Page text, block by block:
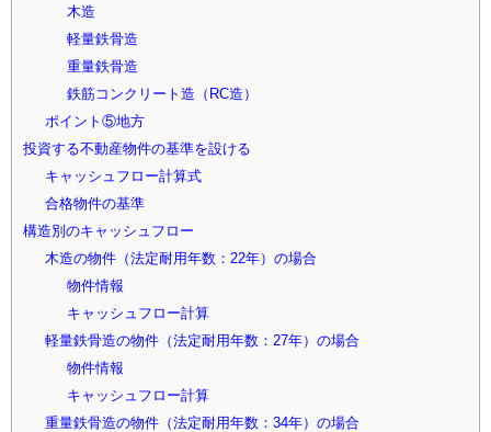
木造
軽量鉄骨造
重量鉄骨造
鉄筋コンクリート造（RC造）
ポイント⑤地方
投資する不動産物件の基準を設ける
キャッシュフロー計算式
合格物件の基準
構造別のキャッシュフロー
木造の物件（法定耐用年数：22年）の場合
物件情報
キャッシュフロー計算
軽量鉄骨造の物件（法定耐用年数：27年）の場合
物件情報
キャッシュフロー計算
重量鉄骨造の物件（法定耐用年数：34年）の場合